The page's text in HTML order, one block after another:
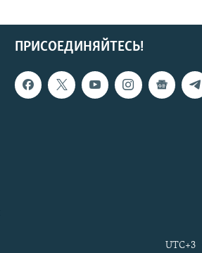
ПРИСОЕДИНЯЙТЕСЬ!
UTC+3